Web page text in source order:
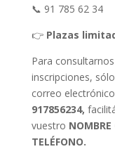
📞 91 785 62 34
👉 Plazas
Para
inscripciones,
correo
917856234,
vuestro
TELÉFONO.